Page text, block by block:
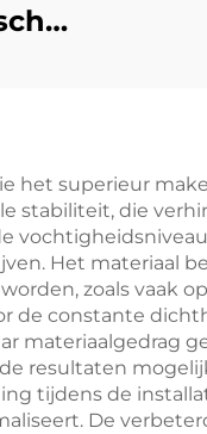
het superieur
stabiliteit, die
Het
zoals
de constante
materiaalgedrag
resultaten
tijdens de
De